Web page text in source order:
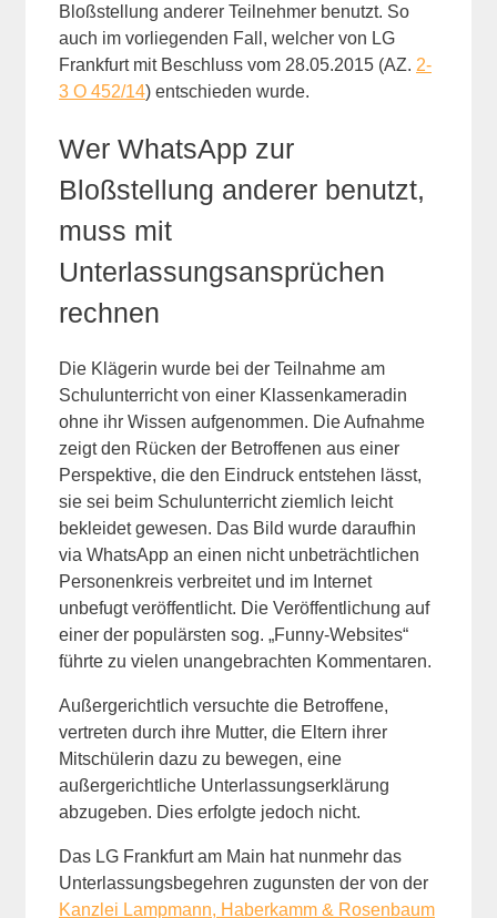
Bloßstellung anderer Teilnehmer benutzt. So
auch im vorliegenden Fall, welcher von LG
Frankfurt mit Beschluss vom 28.05.2015 (AZ. 2-
3 O 452/14) entschieden wurde.
Wer WhatsApp zur
Bloßstellung anderer benutzt,
muss mit
Unterlassungsansprüchen
rechnen
Die Klägerin wurde bei der Teilnahme am
Schulunterricht von einer Klassenkameradin
ohne ihr Wissen aufgenommen. Die Aufnahme
zeigt den Rücken der Betroffenen aus einer
Perspektive, die den Eindruck entstehen lässt,
sie sei beim Schulunterricht ziemlich leicht
bekleidet gewesen. Das Bild wurde daraufhin
via WhatsApp an einen nicht unbeträchtlichen
Personenkreis verbreitet und im Internet
unbefugt veröffentlicht. Die Veröffentlichung auf
einer der populärsten sog. „Funny-Websites“
führte zu vielen unangebrachten Kommentaren.
Außergerichtlich versuchte die Betroffene,
vertreten durch ihre Mutter, die Eltern ihrer
Mitschülerin dazu zu bewegen, eine
außergerichtliche Unterlassungserklärung
abzugeben. Dies erfolgte jedoch nicht.
Das LG Frankfurt am Main hat nunmehr das
Unterlassungsbegehren zugunsten der von der
Kanzlei Lampmann, Haberkamm & Rosenbaum